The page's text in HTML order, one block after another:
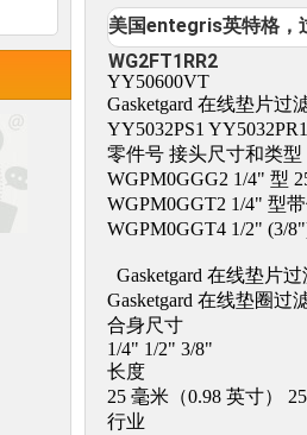
美国entegris英特格，
WG2FT1RR2
YY50600VT
Gasketgard 在线垫片过
YY5032PS1
零件号 接头尺寸和类型
WGPM0GGG2 1/4" 型
WGPM0GGT2 1/4" 型
WGPM0GGT4 1/2" (3/
Gasketgard 在线垫片
Gasketgard 在线垫圈
合身尺寸
1/4" 1/2" 3/8"
长度
25 毫米（0.98 英寸）
行业